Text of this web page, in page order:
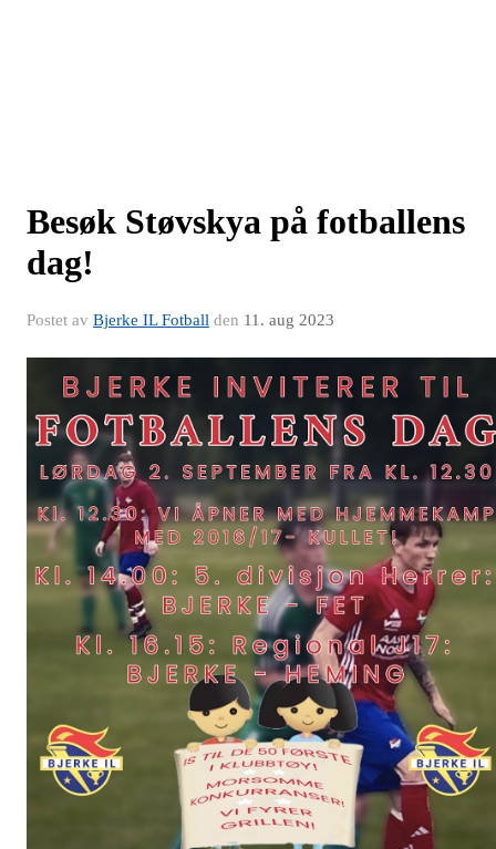
Besøk Støvskya på fotballens
dag!
Postet av Bjerke IL Fotball den 11. aug 2023